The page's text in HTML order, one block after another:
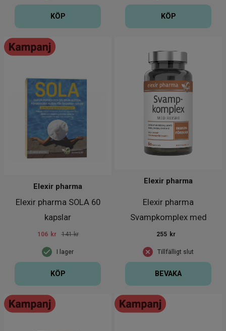
KÖP KÖP
Elexir pharma SOLA 60
kapslar
Elexir pharma
I lager
106 kr 141 kr
KÖP
Elexir pharma
Svampkomplex med
Reishi 60 kapslar
Elexir pharma
Tillfälligt slut
255 kr
BEVAKA